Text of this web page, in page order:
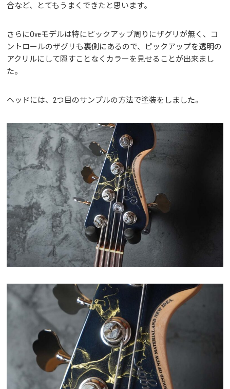
合など、とてもうまくできたと思います。
さらにOveモデルは特にピックアップ周りにザグリが無く、コ
ントロールのザグリも裏側にあるので、ピックアップを透明の
アクリルにして隠すことなくカラーを見せることが出来まし
た。
ヘッドには、2つ目のサンプルの方法で塗装をしました。